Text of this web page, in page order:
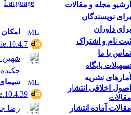
آرشیو مجله و مقالات
برای نویسندگان
برای داوران
ثبت نام و اشتراک
تماس با ما
تسهیلات پایگاه
آمارهای نشریه
اصول اخلاقی انتشار
مقالات
مقالات آماده انتشار
شهین
چکیده
رضا